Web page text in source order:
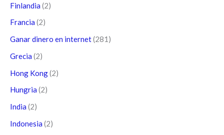
Finlandia (2)
Francia (2)
Ganar dinero en internet(281)
Grecia (2)
Hong Kong(2)
Hungria (2)
India (2)
Indonesia (2)